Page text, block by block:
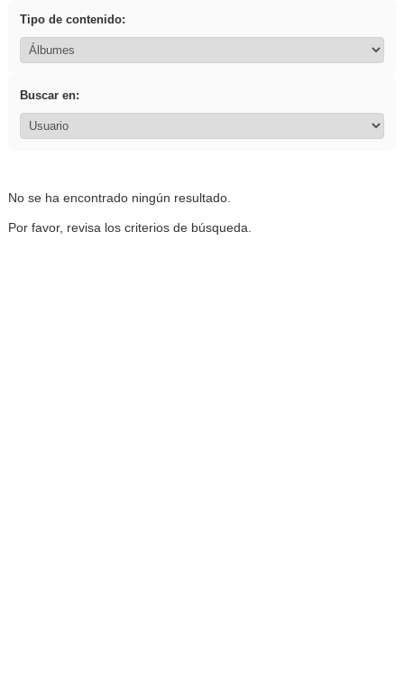
Tipo de contenido:
Buscar en:
No se ha encontrado ningún resultado.
Por favor, revisa los criterios de búsqueda.